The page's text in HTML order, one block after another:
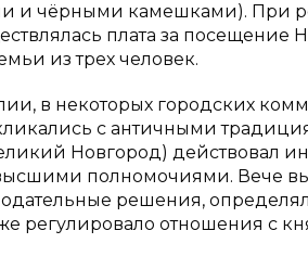
и чёрными камешками). При
плата за посещение
из трех человек.
в некоторых городских
с античными
Новгород) действовал
полномочиями. Вече
решения,
регулировало отношения с